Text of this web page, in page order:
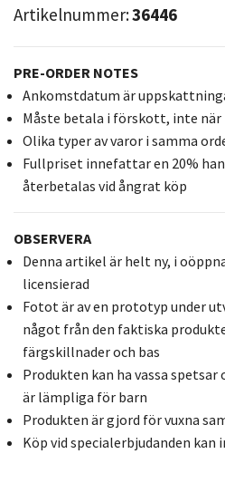
Artikelnummer:36446
PRE-ORDER NOTES
Ankomstdatum är
Måste betala i förskott, inte
Olika typer av varor i samma
Fullpriset innefattar en 20%
återbetalas vid ångrat köp
OBSERVERA
Denna artikel är helt ny, i
licensierad
Fotot är av en prototyp under
något från den faktiska
färgskillnader och bas
Produkten kan ha vassa
är lämpliga för barn
Produkten är gjord för vuxna
Köp vid specialerbjudanden kan